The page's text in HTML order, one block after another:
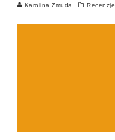
Karolina Żmuda Recenzje